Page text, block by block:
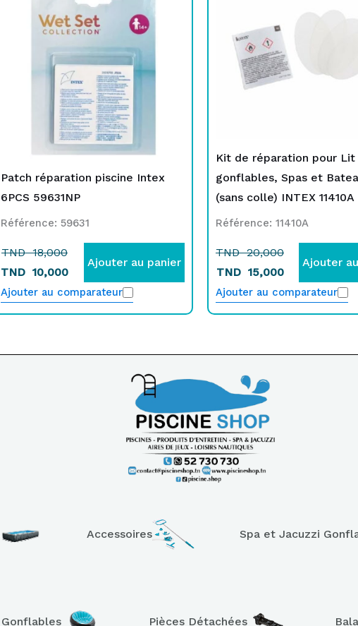
Patch réparation piscine Intex
6PCS 59631NP
Référence: 59631
TND18,000
était :
TND
18,000.
TND 10,000
est :
TND
10,000.
Ajouter au panier
Ajouter au comparateur
Kit de réparation pour Lit
gonflables, Spas et
(sans colle) INTEX 11410A
Référence: 11410A
TND20,000
TND
20,000.
TND 15,000
TND
15,000.
Ajouter
Ajouter au comparateur
Accessoires Spa et Jacuzzi
Gonflables Pièces Détachées